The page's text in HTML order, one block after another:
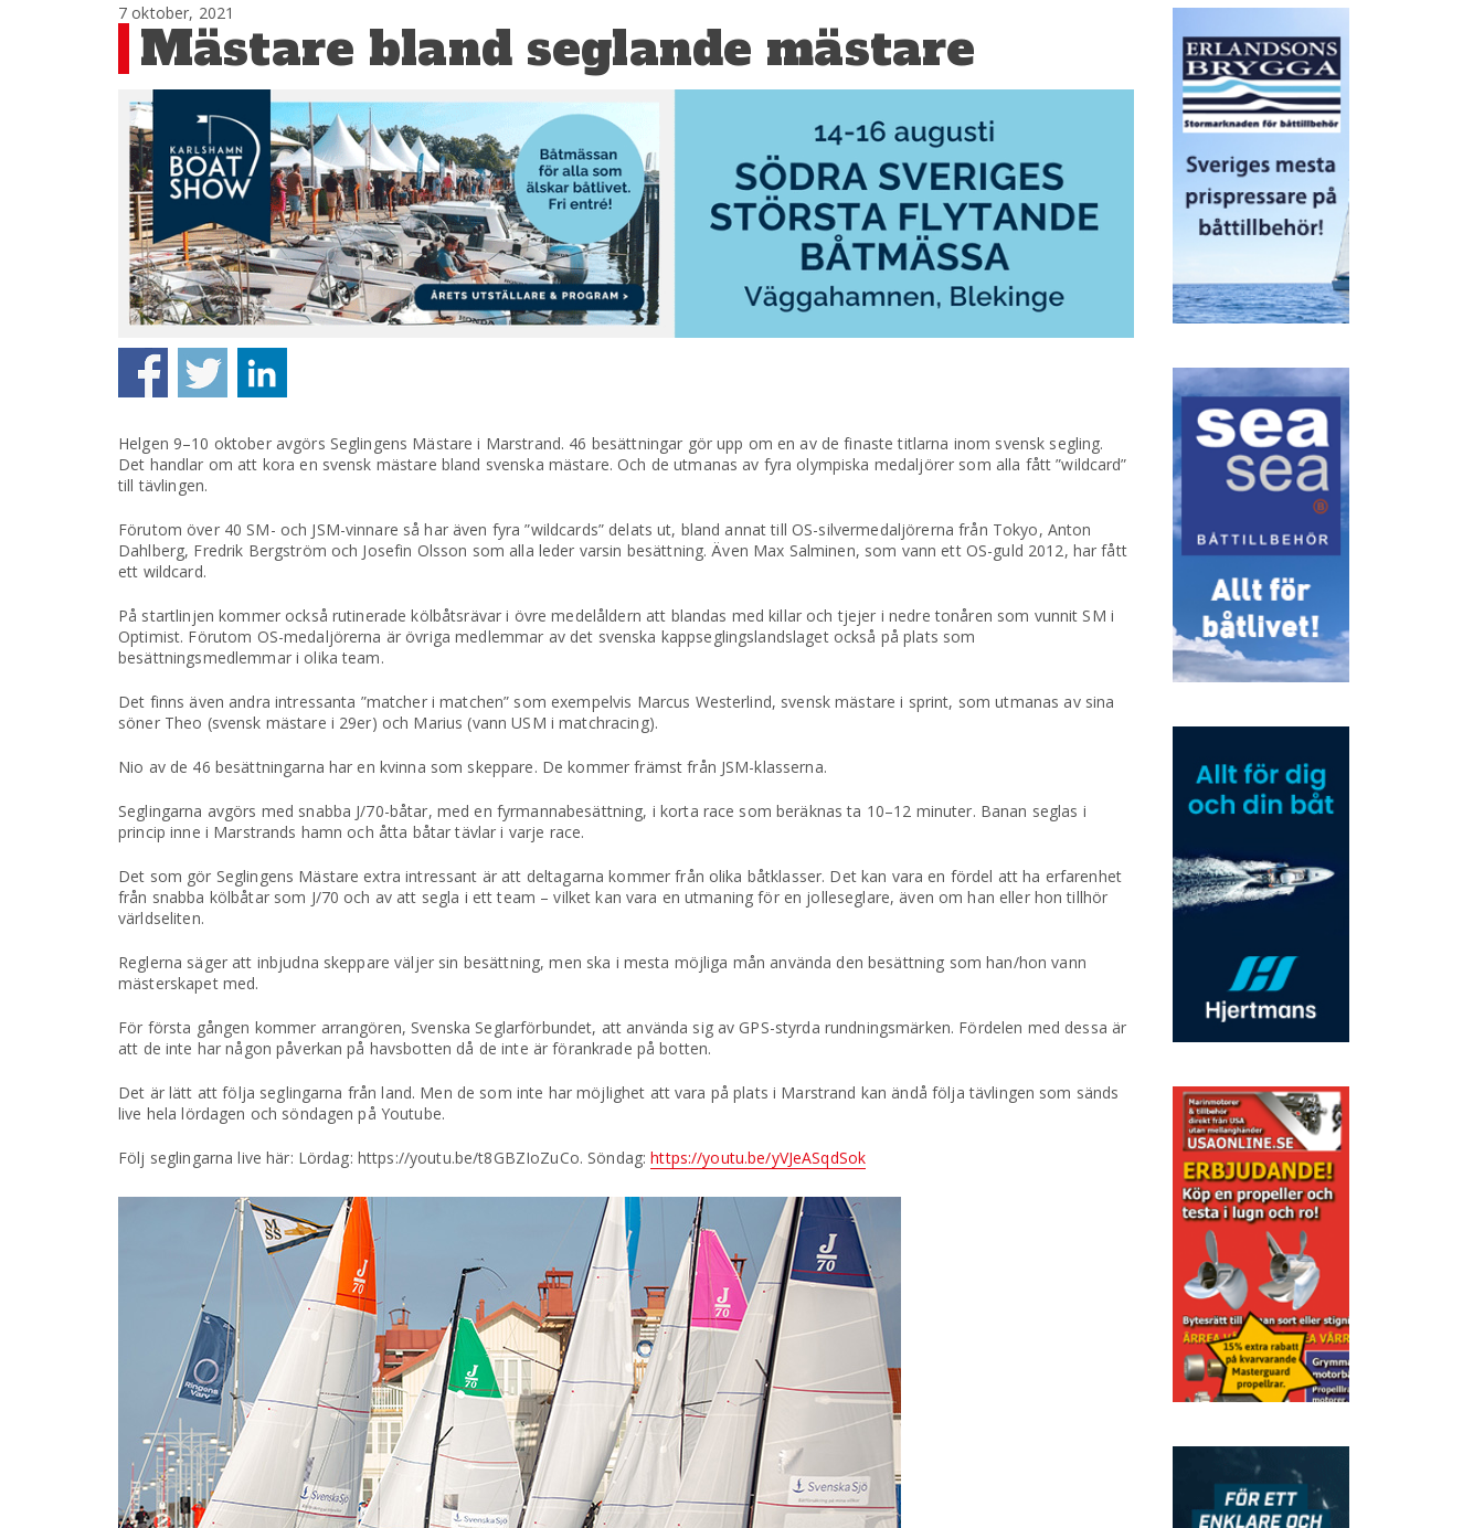
7 oktober, 2021
Mästare bland seglande mästare
Helgen 9–10 oktober avgörs Seglingens Mästare i Marstrand. 46 besättningar gör upp om en av de finaste titlarna inom svensk segling.
Det handlar om att kora en svensk mästare bland svenska mästare. Och de utmanas av fyra olympiska medaljörer som alla fått ”wildcard”
till tävlingen.
Förutom över 40 SM- och JSM-vinnare så har även fyra ”wildcards” delats ut, bland annat till OS-silvermedaljörerna från Tokyo, Anton
Dahlberg, Fredrik Bergström och Josefin Olsson som alla leder varsin besättning. Även Max Salminen, som vann ett OS-guld 2012, har fått
ett wildcard.
På startlinjen kommer också rutinerade kölbåtsrävar i övre medelåldern att blandas med killar och tjejer i nedre tonåren som vunnit SM i
Optimist. Förutom OS-medaljörerna är övriga medlemmar av det svenska kappseglingslandslaget också på plats som
besättningsmedlemmar i olika team.
Det finns även andra intressanta ”matcher i matchen” som exempelvis Marcus Westerlind, svensk mästare i sprint, som utmanas av sina
söner Theo (svensk mästare i 29er) och Marius (vann USM i matchracing).
Nio av de 46 besättningarna har en kvinna som skeppare. De kommer främst från JSM-klasserna.
Seglingarna avgörs med snabba J/70-båtar, med en fyrmannabesättning, i korta race som beräknas ta 10–12 minuter. Banan seglas i
princip inne i Marstrands hamn och åtta båtar tävlar i varje race.
Det som gör Seglingens Mästare extra intressant är att deltagarna kommer från olika båtklasser. Det kan vara en fördel att ha erfarenhet
från snabba kölbåtar som J/70 och av att segla i ett team – vilket kan vara en utmaning för en jolleseglare, även om han eller hon tillhör
världseliten.
Reglerna säger att inbjudna skeppare väljer sin besättning, men ska i mesta möjliga mån använda den besättning som han/hon vann
mästerskapet med.
För första gången kommer arrangören, Svenska Seglarförbundet, att använda sig av GPS-styrda rundningsmärken. Fördelen med dessa är
att de inte har någon påverkan på havsbotten då de inte är förankrade på botten.
Det är lätt att följa seglingarna från land. Men de som inte har möjlighet att vara på plats i Marstrand kan ändå följa tävlingen som sänds
live hela lördagen och söndagen på Youtube.
Följ seglingarna live här: Lördag: https://youtu.be/t8GBZIoZuCo. Söndag:https://youtu.be/yVJeASqdSok